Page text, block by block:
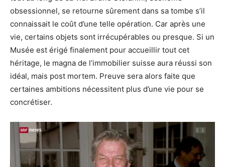
obsessionnel, se retourne sûrement dans sa tombe s’il
connaissait le coût d’une telle opération. Car après une
vie, certains objets sont irrécupérables ou presque. Si un
Musée est érigé finalement pour accueillir tout cet
héritage, le magna de l’immobilier suisse aura réussi son
idéal, mais post mortem. Preuve sera alors faite que
certaines ambitions nécessitent plus d’une vie pour se
concrétiser.